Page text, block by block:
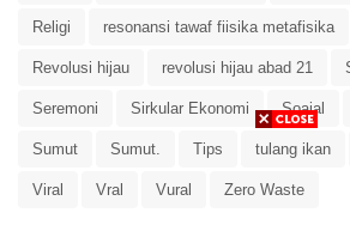
Religi resonansi tawaf fiisika metafisika
Revolusi hijau revolusi hijau abad 21
Seremoni Sirkular Ekonomi Soaial
Sumut Sumut. Tips tulang ikan
Viral Vral Vural Zero Waste